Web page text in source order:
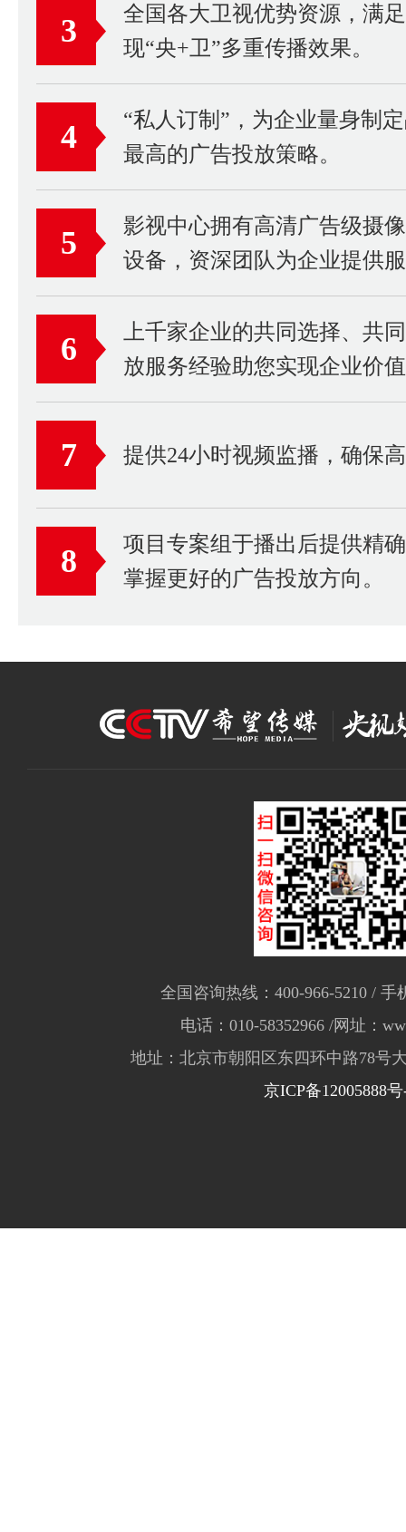
3
全国各大卫视优势资源，满
现“央+卫”多重传播效果。
4
“私人订制”，为企业量身制
最高的广告投放策略。
5
影视中心拥有高清广告级摄
设备，资深团队为企业提供
6
上千家企业的共同选择、共
放服务经验助您实现企业价
7 提供24小时视频监播，确保
8
项目专案组于播出后提供精
掌握更好的广告投放方向。
全国咨询热线：400-966-5210 / 手
电话：010-58352966 /网址：
地址：北京市朝阳区东四环中路78号
京ICP备12005888号